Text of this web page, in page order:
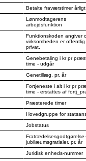
Betalte fraværstimer årligt
Lønmodtagerens
arbejdsfunktion
Funktionskoden angiver
virksomheden er offentlig
privat.
Genebetaling i kr pr
time - udgår
Genetillæg, pr. år
Fortjeneste i alt i kr pr
time - erstattes af
Præsterede timer
Hovedgruppe for
Jobstatus
jubilæumsgratialer, pr. år
Juridisk enheds-nummer